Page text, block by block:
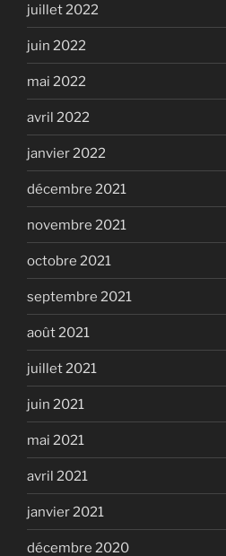
juillet 2022
juin 2022
mai 2022
avril 2022
janvier 2022
décembre 2021
novembre 2021
octobre 2021
septembre 2021
août 2021
juillet 2021
juin 2021
mai 2021
avril 2021
janvier 2021
décembre 2020